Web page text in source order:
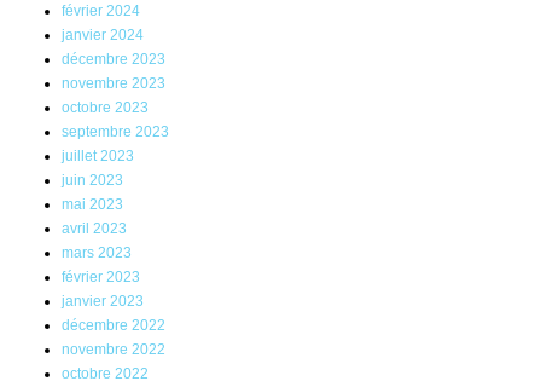
février 2024
janvier 2024
décembre 2023
novembre 2023
octobre 2023
septembre 2023
juillet 2023
juin 2023
mai 2023
avril 2023
mars 2023
février 2023
janvier 2023
décembre 2022
novembre 2022
octobre 2022